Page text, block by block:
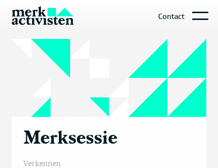
Contact
Merksessie
Verkennen